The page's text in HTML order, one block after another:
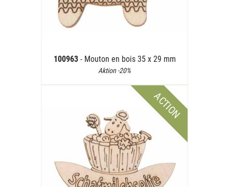
100963 - Mouton en bois 35 x 29 mm
Aktion -20%
ACTION